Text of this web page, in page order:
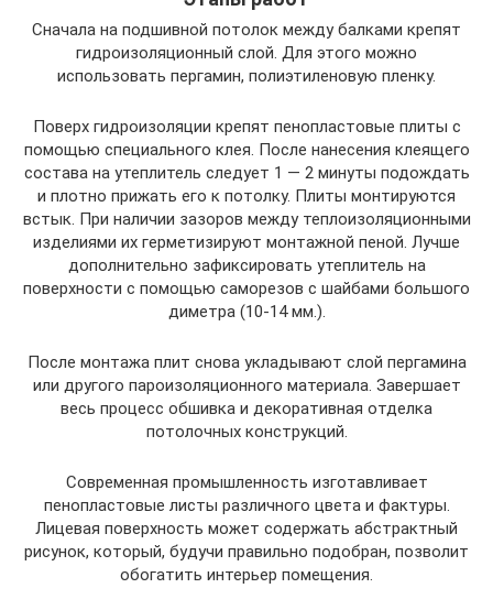
Сначала на подшивной потолок между балками крепят
гидроизоляционный слой. Для этого можно
использовать пергамин, полиэтиленовую пленку.
Поверх гидроизоляции крепят пенопластовые плиты с
помощью специального клея. После нанесения клеящего
состава на утеплитель следует 1 — 2 минуты подождать
и плотно прижать его к потолку. Плиты монтируются
встык. При наличии зазоров между теплоизоляционными
изделиями их герметизируют монтажной пеной. Лучше
дополнительно зафиксировать утеплитель на
поверхности с помощью саморезов с шайбами большого
диметра (10-14 мм.).
После монтажа плит снова укладывают слой пергамина
или другого пароизоляционного материала. Завершает
весь процесс обшивка и декоративная отделка
потолочных конструкций.
Современная промышленность изготавливает
пенопластовые листы различного цвета и фактуры.
Лицевая поверхность может содержать абстрактный
рисунок, который, будучи правильно подобран, позволит
обогатить интерьер помещения.